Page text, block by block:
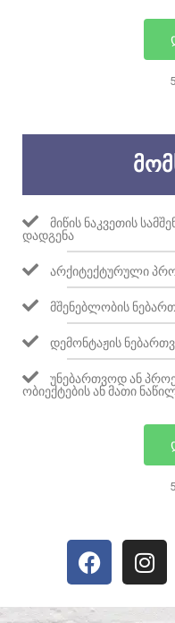
ᲛᲘᲬᲘᲡ ᲜᲐᲙᲕᲔᲗᲘᲡ
ᲓᲐᲓᲒᲔᲜᲐ
ᲐᲠᲥᲘᲢᲔᲥᲢᲣᲠᲣᲚᲘ
ᲛᲨᲔᲜᲔᲑᲚᲝᲑᲘᲡ
ᲓᲔᲛᲝᲜᲢᲐᲟᲘᲡ
ᲣᲜᲔᲑᲐᲠᲗᲕᲝᲓ ᲐᲜ
ᲝᲑᲘᲔᲥᲢᲔᲑᲘᲡ ᲐᲜ ᲛᲐᲗᲘ